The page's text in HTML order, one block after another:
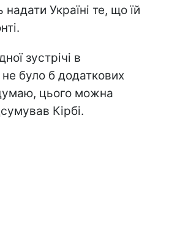
надати Україні те, що їй
зустрічі в
було б додаткових
цього можна
Кірбі.